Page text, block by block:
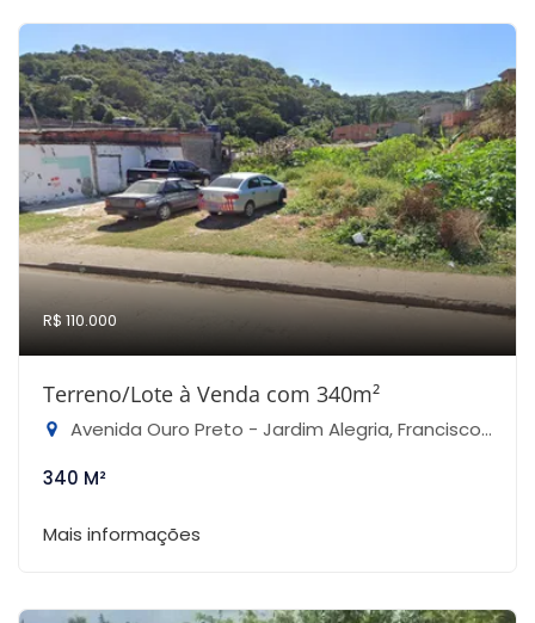
R$ 110.000
Terreno/Lote à Venda com 340m²
Avenida Ouro Preto - Jardim Alegria, Francisco Morato-SP
340 M²
Mais informações